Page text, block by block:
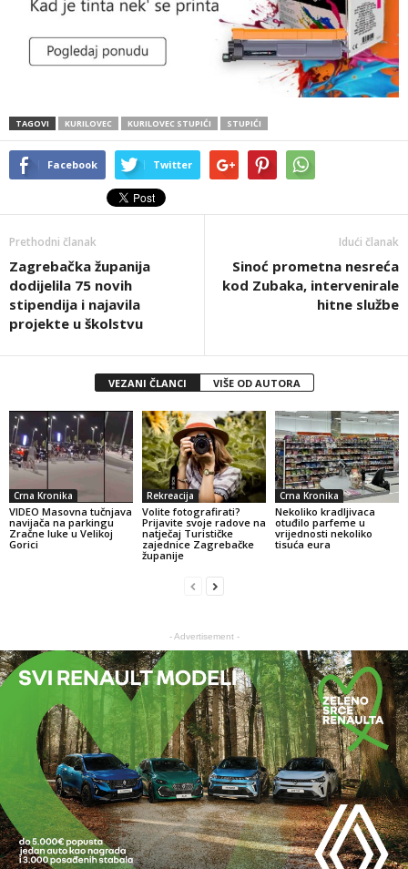
TAGOVI KURILOVEC KURILOVEC STUPIĆI STUPIĆI
Facebook Twitter
Prethodni članak
Zagrebačka županija
dodijelila 75 novih
stipendija i najavila
projekte u školstvu
Idući članak
Sinoć prometna nesreća
kod Zubaka, intervenirale
hitne službe
VEZANI ČLANCI VIŠE OD AUTORA
Crna Kronika
VIDEO Masovna tučnjava
navijača na parkingu
Zračne luke u Velikoj
Gorici
Rekreacija
Volite fotografirati?
Prijavite svoje radove na
natječaj Turističke
zajednice Zagrebačke
županije
Crna Kronika
Nekoliko kradljivaca
otuđilo parfeme u
vrijednosti nekoliko
tisuća eura
- Advertisement -